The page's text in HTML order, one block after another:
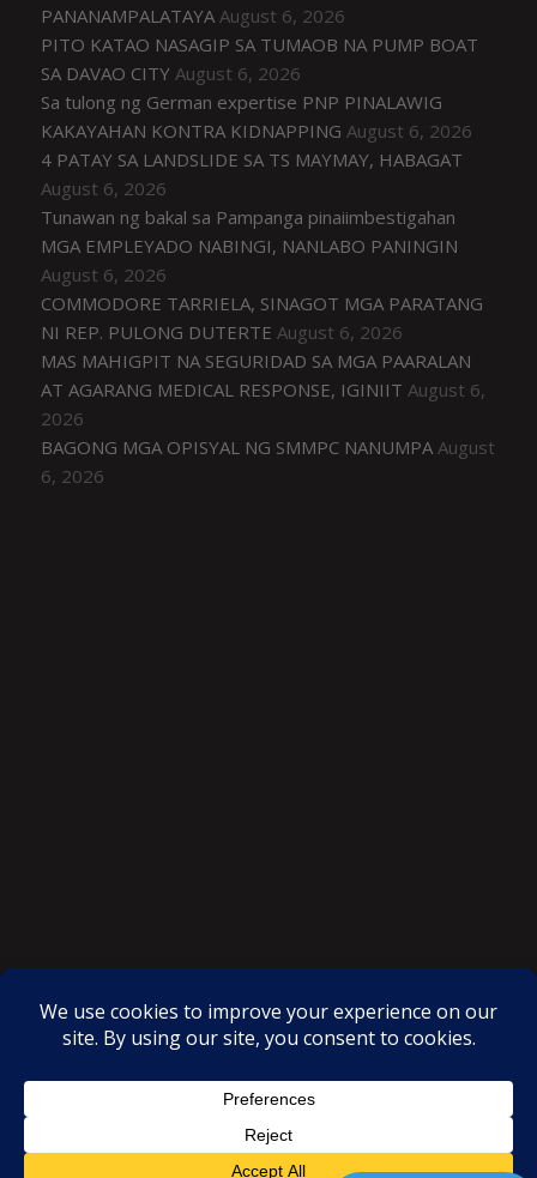
PANANAMPALATAYA August 6, 2026
PITO KATAO NASAGIP SA TUMAOB NA PUMP BOAT
SA DAVAO CITY August 6, 2026
Sa tulong ng German expertise PNP PINALAWIG
KAKAYAHAN KONTRA KIDNAPPING August 6, 2026
4 PATAY SA LANDSLIDE SA TS MAYMAY, HABAGAT
August 6, 2026
Tunawan ng bakal sa Pampanga pinaiimbestigahan
MGA EMPLEYADO NABINGI, NANLABO PANINGIN
August 6, 2026
COMMODORE TARRIELA, SINAGOT MGA PARATANG
NI REP. PULONG DUTERTE August 6, 2026
MAS MAHIGPIT NA SEGURIDAD SA MGA PAARALAN
AT AGARANG MEDICAL RESPONSE, IGINIIT August 6,
2026
BAGONG MGA OPISYAL NG SMMPC NANUMPA August
6, 2026
Proudly powered by WordPress |Theme: SuperMag byAcme